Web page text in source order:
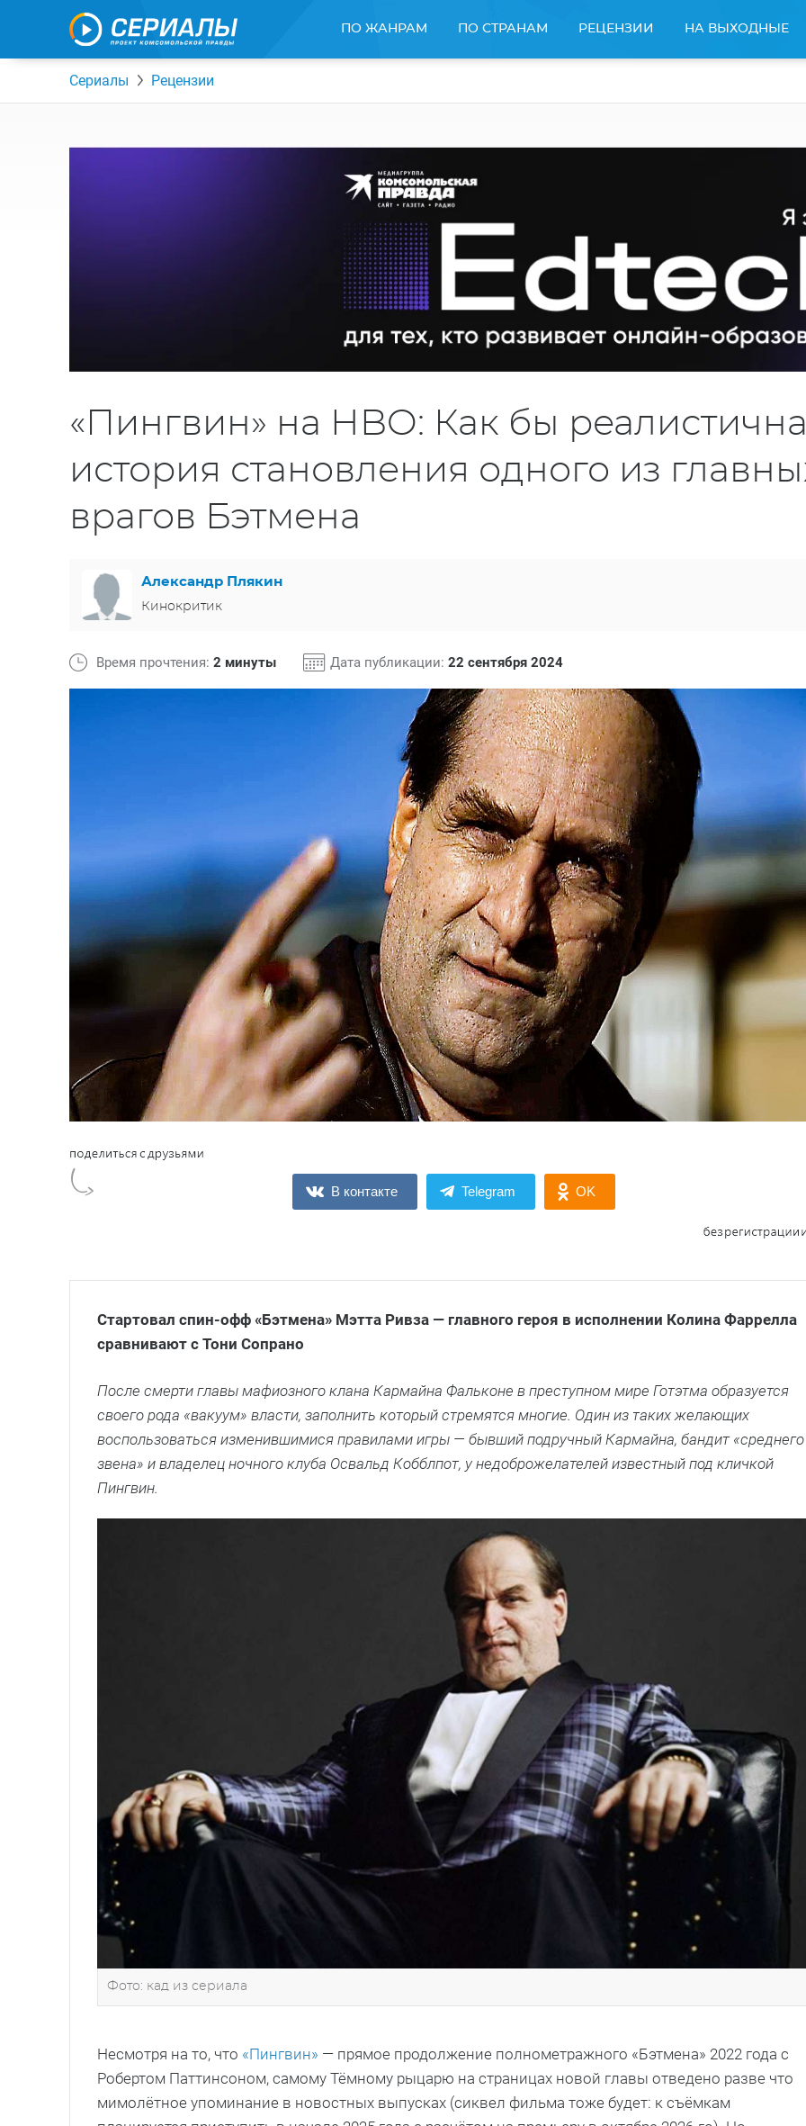
ПО ЖАНРАМ ПО СТРАНАМ РЕЦЕНЗИИ НА ВЫХОДНЫЕ
Сериалы Рецензии
«Пингвин» на HBO: Как бы
история становления одного из
врагов Бэтмена
Александр Плякин
Кинокритик
Время прочтения: 2 минуты Дата публикации: 22 сентября 2024
В контакте Telegram OK
Стартовал спин-офф «Бэтмена» Мэтта Ривза — главного героя в исполнении Колина Фаррелла
сравнивают с Тони Сопрано
После смерти главы мафиозного клана Кармайна Фальконе в преступном мире Готэтма образуется
своего рода «вакуум» власти, заполнить который стремятся многие. Один из таких желающих
воспользоваться изменившимися правилами игры — бывший подручный Кармайна, бандит «среднего
звена» и владелец ночного клуба Освальд Кобблпот, у недоброжелателей известный под кличкой
Пингвин.
Фото: кад из сериала
Несмотря на то, что «Пингвин» — прямое продолжение полнометражного «Бэтмена» 2022 года с
Робертом Паттинсоном, самому Тёмному рыцарю на страницах новой главы отведено разве что
мимолётное упоминание в новостных выпусках (сиквел фильма тоже будет: к съёмкам